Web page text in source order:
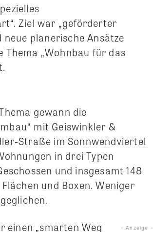
Ziel war „geförderter
planerische Ansätze
Thema „Wohnbau für das
gewann die
mit Geiswinkler &
Straße im Sonnwendviertel
in drei Typen
und insgesamt 148
und Boxen. Weniger
- Anzeige -
„smarten Weg